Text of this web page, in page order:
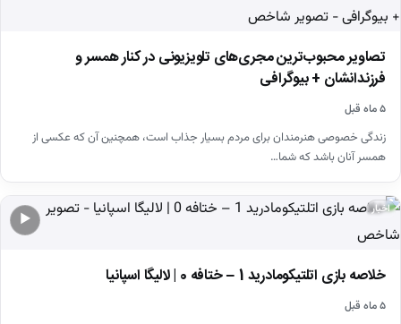
تصاویر محبوب‌ترین مجری‌های تلویزیونی در کنار همسر و
فرزندانشان + بیوگرافی
۵ ماه قبل
زندگی خصوصی هنرمندان برای مردم بسیار جذاب است، همچنین آن که عکسی از
همسر آنان باشد که شما…
▶
اخبار
خلاصه بازی اتلتیکومادرید 1 – ختافه 0 | لالیگا اسپانیا
۵ ماه قبل